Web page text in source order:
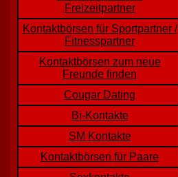
Freizeitpartner
Kontaktbörsen für Sportpartner /
Fitnesspartner
Kontaktbörsen zum neue
Freunde finden
Cougar Dating
Bi-Kontakte
SM Kontakte
Kontaktbörsen für Paare